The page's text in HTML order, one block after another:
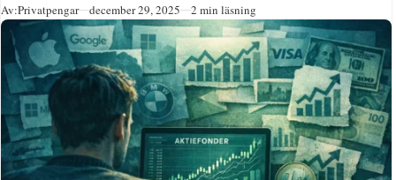
faktiskt sparar pengar.
Av:Privatpengar Publicerad
december 29, 2025 2 min läsning